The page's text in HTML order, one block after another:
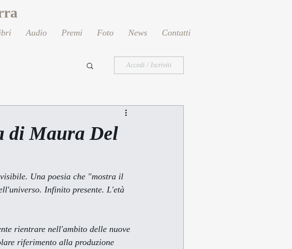
Audio Premi Foto News Contatti
Accedi / Iscriviti
di Maura Del
Una poesia che "mostra il
Infinito presente. L'età
riferimento alla produzione